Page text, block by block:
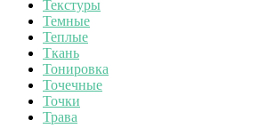
Текстуры
Темные
Теплые
Ткань
Тонировка
Точечные
Точки
Трава